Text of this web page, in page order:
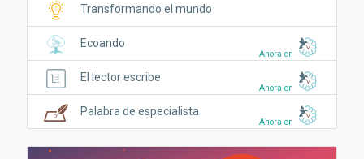
Transformando el mundo
Ahora en
Ecoando
Ahora en
El lector escribe
Ahora en
Palabra de especialista